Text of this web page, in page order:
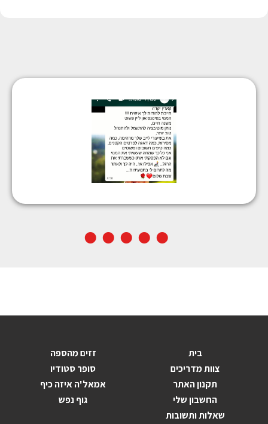
בית
צוות מדריכים
תקנון האתר
החשבון שלי
שאלות ותשובות
זזים מהספה
סופר סטודיו
אמאל'ה איזה כיף
גוף נפש